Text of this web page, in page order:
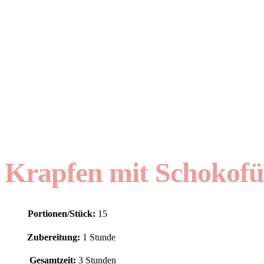
Krapfen mit
Portionen/Stück: 15
Zubereitung: 1 Stunde
Gesamtzeit:3 Stunden